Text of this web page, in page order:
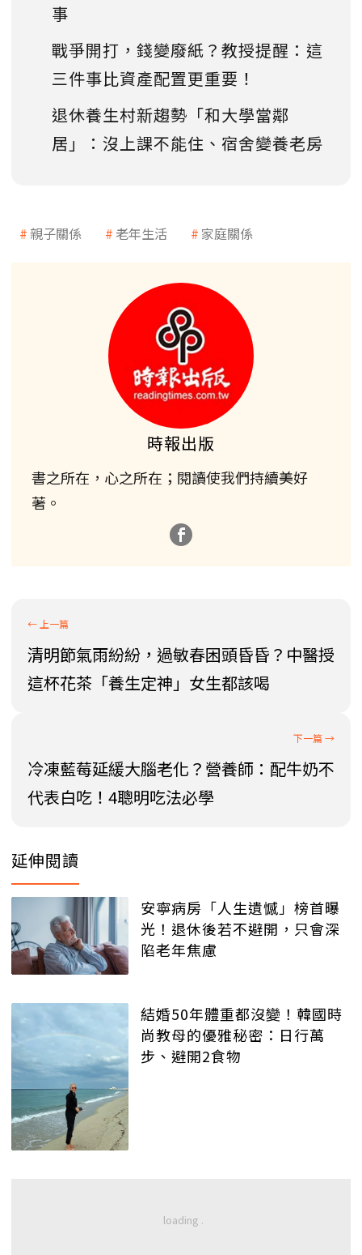
事
戰爭開打，錢變廢紙？教授提醒：這
三件事比資產配置更重要！
退休養生村新趨勢「和大學當鄰
居」：沒上課不能住、宿舍變養老房
親子關係 老年生活 家庭關係
時報出版
書之所在，心之所在；閱讀使我們持續美好
著。
清明節氣雨紛紛，過敏春困頭昏昏？中醫授
這杯花茶「養生定神」女生都該喝
冷凍藍莓延緩大腦老化？營養師：配牛奶不
代表白吃！4聰明吃法必學
延伸閱讀
安寧病房「人生遺憾」榜首曝
光！退休後若不避開，只會深
陷老年焦慮
結婚50年體重都沒變！韓國時
尚教母的優雅秘密：日行萬
步、避開2食物